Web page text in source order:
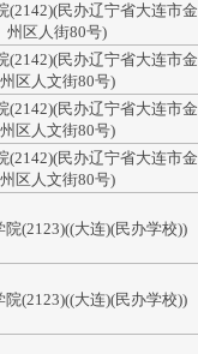
(2142)(民办辽宁省大连市金
州区人街80号)
(2142)(民办辽宁省大连市金
州区人文街80号)
(2142)(民办辽宁省大连市金
州区人文街80号)
(2142)(民办辽宁省大连市金
州区人文街80号)
院(2123)((大连)(民办学校))
院(2123)((大连)(民办学校))